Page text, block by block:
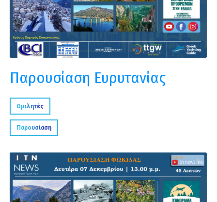
Παρουσίαση Ευρυτανίας
Ομιλητές
Παρουσίαση